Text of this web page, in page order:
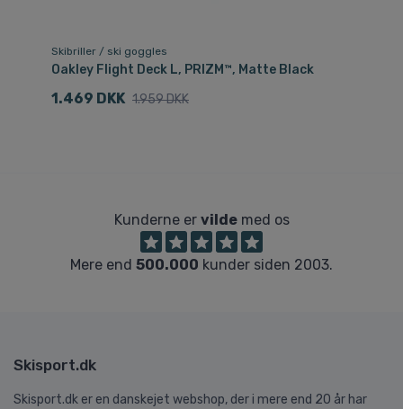
Skibriller / ski goggles
Oakley Flight Deck L, PRIZM™, Matte Black
1.469 DKK 1.959 DKK
Kunderne er vildemed os
Mere end 500.000 kunder siden 2003.
Skisport.dk
Skisport.dk er en danskejet webshop, der i mere end 20 år har